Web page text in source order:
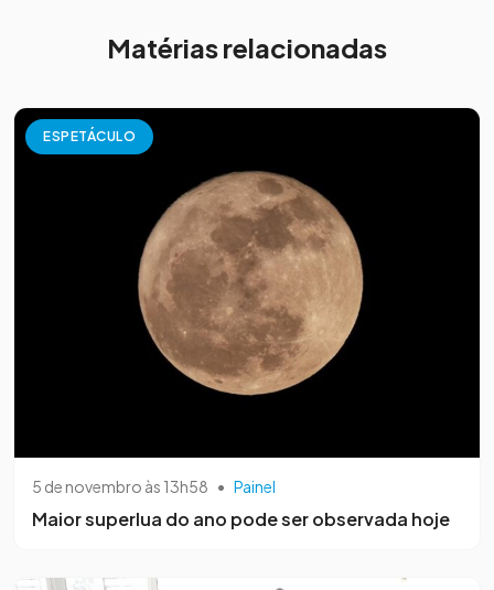
Matérias relacionadas
ESPETÁCULO
5 de novembro às 13h58 • Painel
Maior superlua do ano pode ser observada hoje